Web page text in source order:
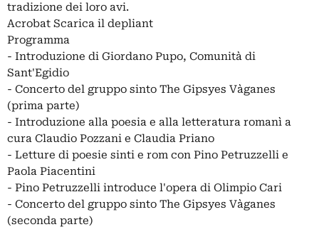
tradizione dei loro avi.
Acrobat Scarica il depliant
Programma
- Introduzione di Giordano Pupo, Comunità di
Sant'Egidio
- Concerto del gruppo sinto The Gipsyes Vàganes
(prima parte)
- Introduzione alla poesia e alla letteratura romanì a
cura Claudio Pozzani e Claudia Priano
- Letture di poesie sinti e rom con Pino Petruzzelli e
Paola Piacentini
- Pino Petruzzelli introduce l'opera di Olimpio Cari
- Concerto del gruppo sinto The Gipsyes Vàganes
(seconda parte)